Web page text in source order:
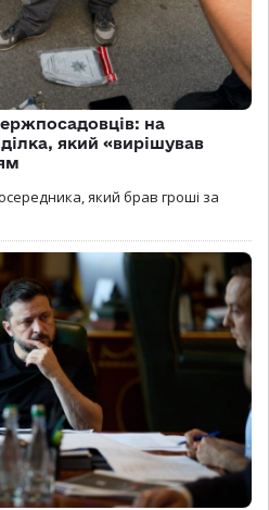
на
який «вирішував
який брав гроші за